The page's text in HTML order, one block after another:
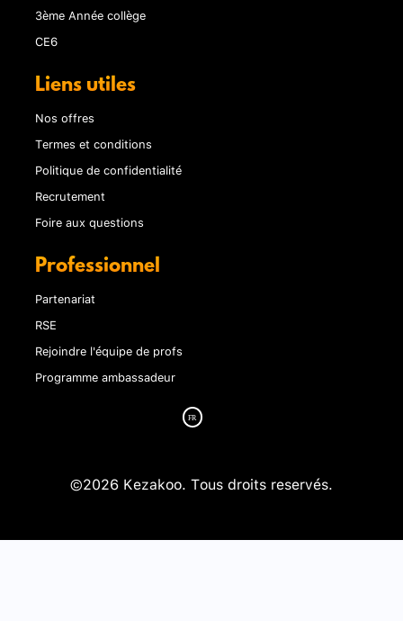
3ème Année collège
CE6
Liens utiles
Nos offres
Termes et conditions
Politique de confidentialité
Recrutement
Foire aux questions
Professionnel
Partenariat
RSE
Rejoindre l'équipe de profs
Programme ambassadeur
©2026 Kezakoo. Tous droits reservés.